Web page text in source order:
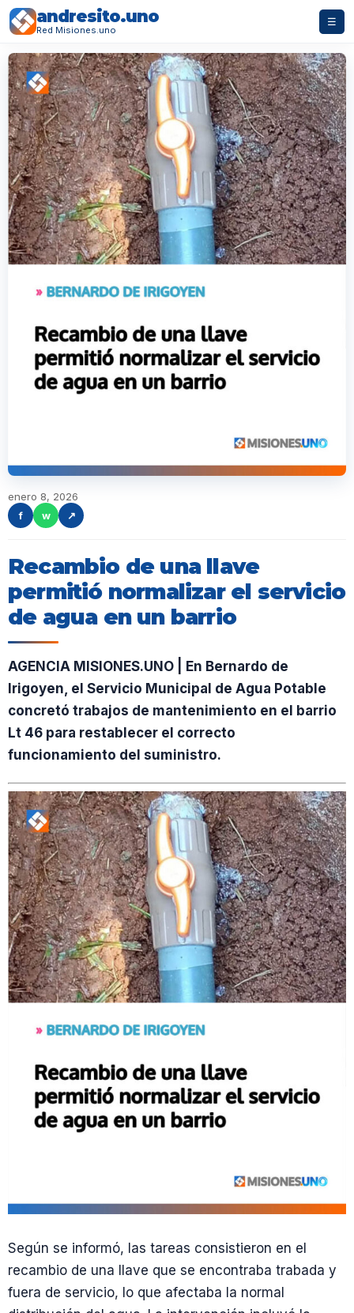
andresito.uno
Red Misiones.uno
☰
enero 8, 2026
f
w ↗
Recambio de una llave
permitió normalizar el servicio
de agua en un barrio
AGENCIA MISIONES.UNO | En Bernardo de
Irigoyen, el Servicio Municipal de Agua Potable
concretó trabajos de mantenimiento en el barrio
Lt 46 para restablecer el correcto
funcionamiento del suministro.
Según se informó, las tareas consistieron en el
recambio de una llave que se encontraba trabada y
fuera de servicio, lo que afectaba la normal